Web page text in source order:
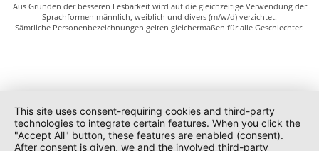
Aus Gründen der besseren Lesbarkeit wird auf die gleichzeitige Verwendung der
Sprachformen männlich, weiblich und divers (m/w/d) verzichtet.
Sämtliche Personenbezeichnungen gelten gleichermaßen für alle Geschlechter.
This site uses consent-requiring cookies and third-party
technologies to integrate certain features. When you click the
"Accept All" button, these features are enabled (consent).
After consent is given, we and the involved third-party